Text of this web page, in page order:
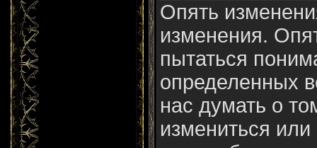
Опять
изменения.
пытаться
определенных
нас думать о
измениться